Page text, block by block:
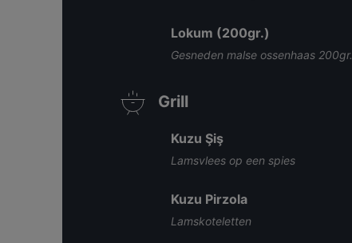
Lokum (200gr.)
Gesneden malse ossenhaas 200gr.
Grill
Kuzu Şiş
Lamsvlees op een spies
Kuzu Pirzola
Lamskoteletten